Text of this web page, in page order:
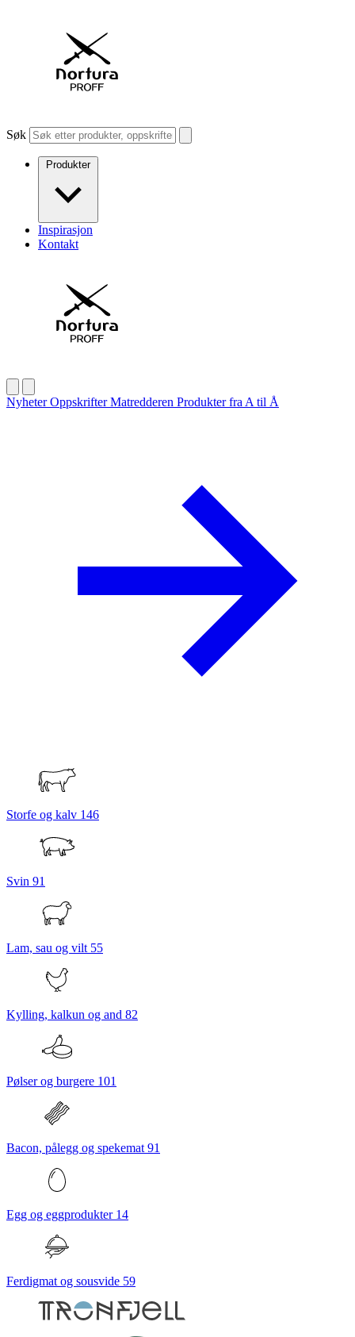
Søk
Produkter
Inspirasjon
Kontakt
NyheterOppskrifterMatredderen Produkter fra A til Å
Storfe og kalv 146
Svin 91
Lam, sau og vilt 55
Kylling, kalkun og and 82
Pølser og burgere 101
Bacon, pålegg og spekemat 91
Egg og eggprodukter 14
Ferdigmat og sousvide 59